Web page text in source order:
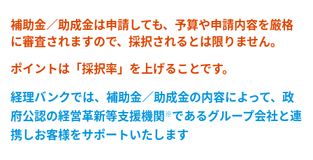
補助金／助成金は申請しても、予算や申請内容を厳格
に審査されますので、 採択されるとは限りません。
ポイントは「採択率」を上げることです。
経理バンクでは、補助金／助成金の内容によって、 政
府公認の経営革新等支援機関※であるグループ会社と連
携しお客様をサポートいたします